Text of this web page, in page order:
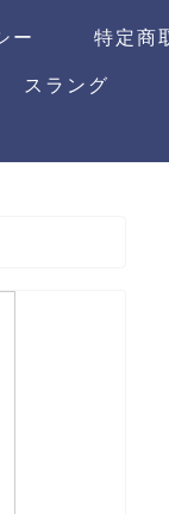
ー
特定商
スラング